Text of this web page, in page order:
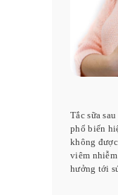
Tắc sữa
phổ biến
không
viêm
hưởng tới